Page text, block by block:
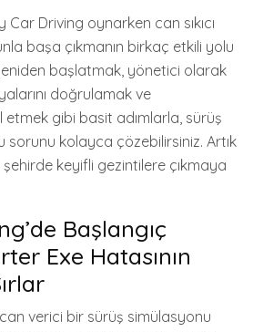
Driving oynarken can sıkıcı
başa çıkmanın birkaç etkili yolu
yeniden başlatmak, yönetici olarak
doğrulamak ve
gibi basit adımlarla, sürüş
sorunu kolayca çözebilirsiniz. Artık
şehirde keyifli gezintilere çıkmaya
Başlangıç
Exe Hatasının
verici bir sürüş simülasyonu